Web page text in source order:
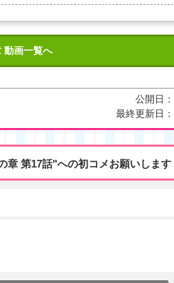
動画一覧へ
公開日：
最終更新日：
章 第17話"への初コメお願いします